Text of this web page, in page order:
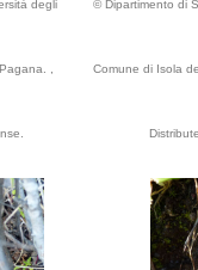
degli
,
© Dipartimento di
Comune di Isola